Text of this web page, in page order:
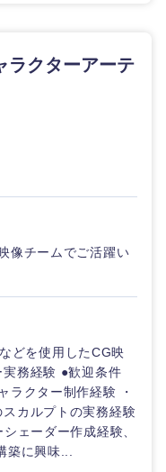
島根県
広島県
徳島県
愛媛県
ラクターアーテ
像チームでご活躍い
どを使用したCG映
務経験 ●歓迎条件
ラクター制作経験 ・
カルプトの実務経験
ェーダー作成経験、
築に興味...